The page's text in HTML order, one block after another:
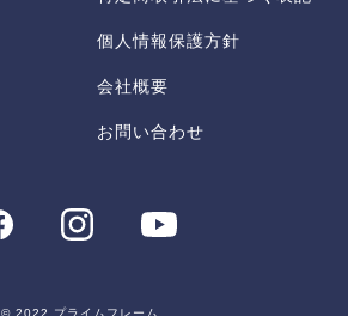
個人情報保護方針
会社概要
お問い合わせ
© 2022 プライムフレーム